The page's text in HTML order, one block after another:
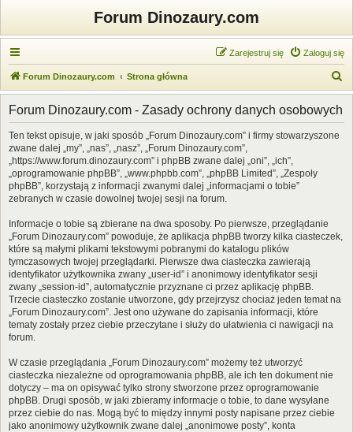
Forum Dinozaury.com
Zaloguj się
Zarejestruj się
Forum Dinozaury.com Strona główna
z
Forum Dinozaury.com - Zasady ochrony danych osobowych
Ten tekst opisuje, w jaki sposób „Forum Dinozaury.com” i firmy stowarzyszone
zwane dalej „my”, „nas”, „nasz”, „Forum Dinozaury.com”,
„https://www.forum.dinozaury.com” i phpBB zwane dalej „oni”, „ich”,
„oprogramowanie phpBB”, „www.phpbb.com”, „phpBB Limited”, „Zespoły
phpBB”, korzystają z informacji zwanymi dalej „informacjami o tobie”
zebranych w czasie dowolnej twojej sesji na forum.
Informacje o tobie są zbierane na dwa sposoby. Po pierwsze, przeglądanie
„Forum Dinozaury.com” powoduje, że aplikacja phpBB tworzy kilka ciasteczek,
które są małymi plikami tekstowymi pobranymi do katalogu plików
tymczasowych twojej przeglądarki. Pierwsze dwa ciasteczka zawierają
identyfikator użytkownika zwany „user-id” i anonimowy identyfikator sesji
zwany „session-id”, automatycznie przyznane ci przez aplikację phpBB.
Trzecie ciasteczko zostanie utworzone, gdy przejrzysz chociaż jeden temat na
„Forum Dinozaury.com”. Jest ono używane do zapisania informacji, które
tematy zostały przez ciebie przeczytane i służy do ułatwienia ci nawigacji na
forum.
W czasie przeglądania „Forum Dinozaury.com” możemy też utworzyć
ciasteczka niezależne od oprogramowania phpBB, ale ich ten dokument nie
dotyczy – ma on opisywać tylko strony stworzone przez oprogramowanie
phpBB. Drugi sposób, w jaki zbieramy informacje o tobie, to dane wysyłane
przez ciebie do nas. Mogą być to między innymi posty napisane przez ciebie
jako anonimowy użytkownik zwane dalej „anonimowe posty”, konta